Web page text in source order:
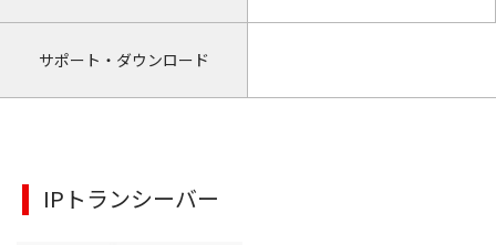
サポート・ダウンロード
IPトランシーバー